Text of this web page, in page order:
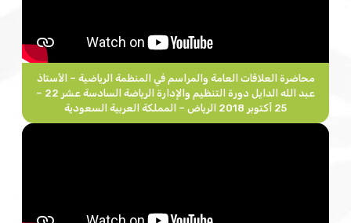
محاضرة العلاقات العامة والمراسم في المنظمة الرياضية – الأستاذ
عبد الله الدايل دورة التنظيم والإدارة الرياضة السادسة عشر 22 –
25 أكتوبر 2018 الرياض – المملكة العربية السعودية